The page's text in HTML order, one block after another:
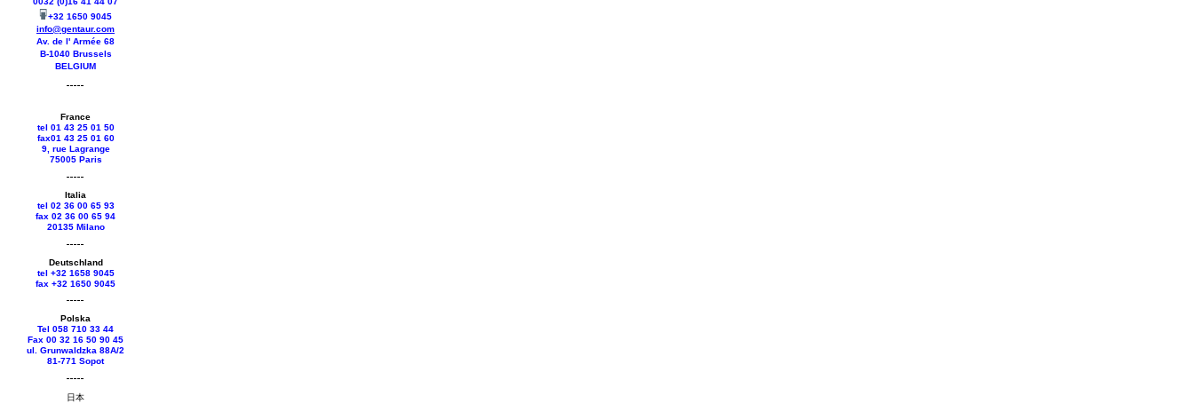
+32 1650 9045
info@gentaur.com
Av. de l' Armée 68
B-1040 Brussels
BELGIUM
France
tel 01 43 25 01 50
fax01 43 25 01 60
9, rue Lagrange
75005 Paris
Italia
tel 02 36 00 65 93
fax 02 36 00 65 94
20135 Milano
Deutschland
tel +32 1658 9045
fax +32 1650 9045
Polska
Tel 058 710 33 44
Fax 00 32 16 50 90 45
ul. Grunwaldzka 88A/2
81-771 Sopot
日本